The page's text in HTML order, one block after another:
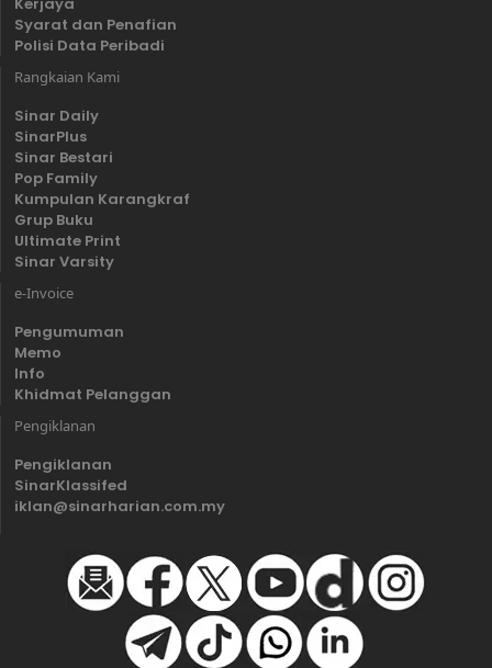
Syarat dan Penafian
Polisi Data Peribadi
Rangkaian Kami
Sinar Daily
SinarPlus
Sinar Bestari
Pop Family
Kumpulan Karangkraf
Grup Buku
Ultimate Print
Sinar Varsity
e-Invoice
Pengumuman
Memo
Info
Khidmat Pelanggan
Pengiklanan
Pengiklanan
SinarKlassifed
iklan@sinarharian.com.my